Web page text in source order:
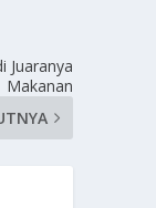
Juaranya
Makanan